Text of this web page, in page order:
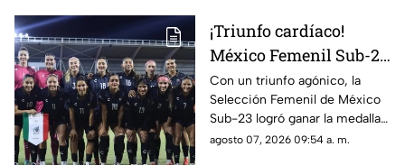
¡Triunfo cardíaco!
México Femenil Sub-23
vence en penales a
Colombia en la final de
los Juegos
Centroamericanos y del
Con un triunfo agónico, la
Selección Femenil de México
Sub-23 logró ganar la medalla
de oro en fútbol durante los
agosto 07, 2026 09:54 a. m.